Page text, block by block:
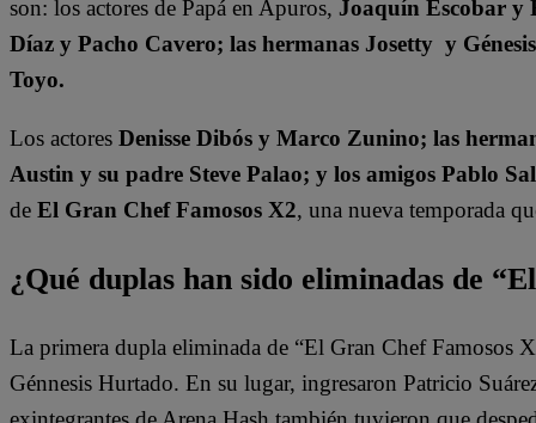
son: los actores de Papá en Apuros, Joaquín Escobar y
Díaz y Pacho Cavero; las hermanas Josetty y
Toyo.
Los actores Denisse Dibós y Marco Zunino; las
Austin y su padre Steve Palao; y los amigos Pablo
de El Gran Chef Famosos X2, una nueva temporada
¿Qué duplas han sido eliminadas de
La primera dupla eliminada de “El Gran Chef Famosos
Génnesis Hurtado. En su lugar, ingresaron Patricio